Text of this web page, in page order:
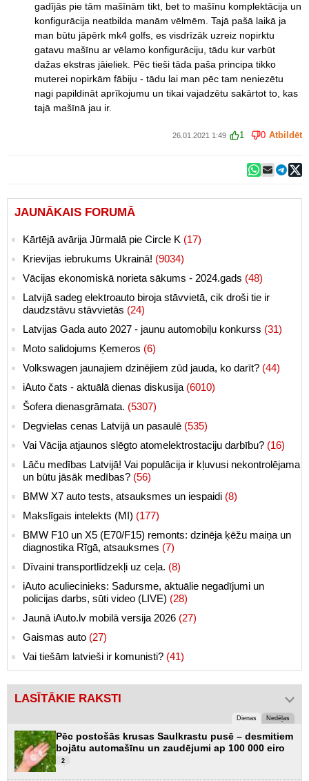
gadījās pie tām mašīnām tikt, bet to mašīnu komplektācija un
konfigurācija neatbilda manām vēlmēm. Tajā pašā laikā ja
man būtu jāpērk mk4 golfs, es visdrīzāk uzreiz nopirktu
gatavu mašīnu ar vēlamo konfigurāciju, tādu kur varbūt
dažas ekstras jāieliek. Pēc tieši tāda paša principa tikko
muterei nopirkām fābiju - tādu lai man pēc tam neniezētu
nagi papildināt aprīkojumu un tikai vajadzētu sakārtot to, kas
tajā mašīnā jau ir.
26.01.2021 1:49 1 0 Atbildēt
JAUNĀKAIS FORUMĀ
Kārtējā avārija Jūrmalā pie Circle K (17)
Krievijas iebrukums Ukrainā! (9034)
Vācijas ekonomiskā norieta sākums - 2024.gads (48)
Latvijā sadeg elektroauto biroja stāvvietā, cik droši tie ir
daudzstāvu stāvvietās (24)
Latvijas Gada auto 2027 - jaunu automobiļu konkurss (31)
Moto salidojums Ķemeros (6)
Volkswagen jaunajiem dzinējiem zūd jauda, ko darīt? (44)
iAuto čats - aktuālā dienas diskusija (6010)
Šofera dienasgrāmata. (5307)
Degvielas cenas Latvijā un pasaulē (535)
Vai Vācija atjaunos slēgto atomelektrostaciju darbību? (16)
Lāču medības Latvijā! Vai populācija ir kļuvusi nekontrolējama
un būtu jāsāk medības? (56)
BMW X7 auto tests, atsauksmes un iespaidi (8)
Makslīgais intelekts (MI) (177)
BMW F10 un X5 (E70/F15) remonts: dzinēja ķēžu maiņa un
diagnostika Rīgā, atsauksmes (7)
Dīvaini transportlīdzekļi uz ceļa. (8)
iAuto aculiecinieks: Sadursme, aktuālie negadījumi un
policijas darbs, sūti video (LIVE) (28)
Jaunā iAuto.lv mobilā versija 2026 (27)
Gaismas auto (27)
Vai tiešām latvieši ir komunisti? (41)
LASĪTĀKIE RAKSTI
Dienas Nedēļas
Pēc postošās krusas Saulkrastu pusē – desmitiem
bojātu automašīnu un zaudējumi ap 100 000 eiro
2